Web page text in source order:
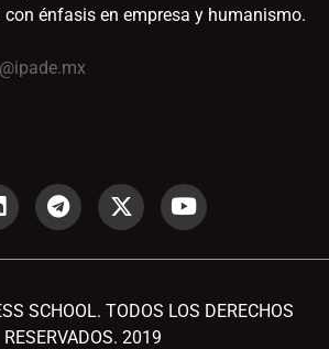
énfasis en empresa y humanismo.
SCHOOL. TODOS LOS DERECHOS
RESERVADOS. 2019